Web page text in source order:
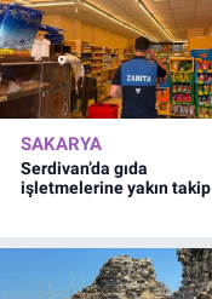
SAKARYA
Serdivan’da gıda
işletmelerine yakın takip